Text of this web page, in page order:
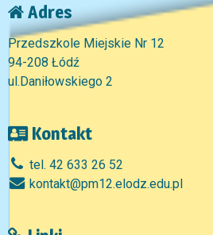
Adres
Przedszkole Miejskie Nr 12
94-208 Łódź
ul.Daniłowskiego 2
Kontakt
tel. 42 633 26 52
kontakt@pm12.elodz.edu.pl